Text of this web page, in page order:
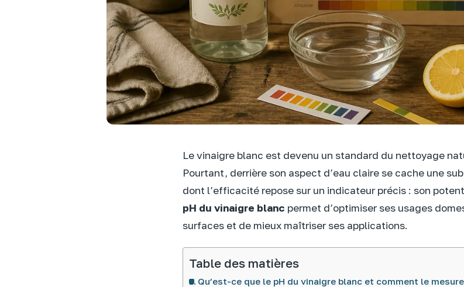
Le vinaigre blanc est devenu un standard du nettoyage
Pourtant, derrière son aspect d’eau claire se cache une
dont l’efficacité repose sur un indicateur précis : son
pH du vinaigre blanc permet d’optimiser ses usages
surfaces et de mieux maîtriser ses applications.
Table des matières
Qu’est-ce que le pH du vinaigre blanc et comment le